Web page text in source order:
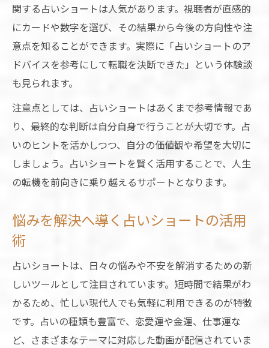
関する占いショートは人気があります。視聴者が直感的
にカードや数字を選び、その結果から今後の方向性や注
意点を知ることができます。実際に「占いショートのア
ドバイスを参考にして転職を決断できた」という体験談
も見られます。
注意点としては、占いショートはあくまで参考情報であ
り、最終的な判断は自分自身で行うことが大切です。占
いのヒントを活かしつつ、自分の価値観や希望を大切に
しましょう。占いショートを賢く活用することで、人生
の転機を前向きに乗り越えるサポートとなります。
悩みを解決へ導く占いショートの活用
術
占いショートは、日々の悩みや不安を解消するための新
しいツールとして注目されています。短時間で結果がわ
かるため、忙しい現代人でも気軽に利用できるのが特徴
です。占いの種類も豊富で、恋愛運や金運、仕事運な
ど、さまざまなテーマに対応した動画が配信されていま